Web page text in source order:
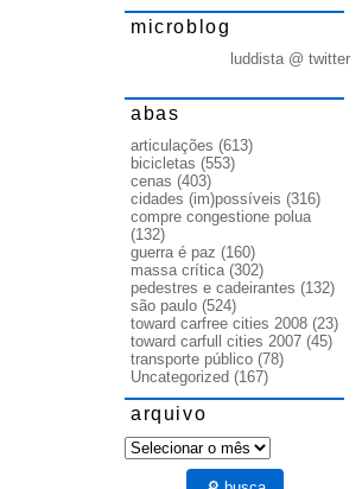
microblog
luddista @ twitter
abas
articulações (613)
bicicletas (553)
cenas (403)
cidades (im)possíveis (316)
compre congestione polua
(132)
guerra é paz (160)
massa crítica(302)
pedestres e cadeirantes (132)
são paulo (524)
toward carfree cities 2008 (23)
toward carfull cities 2007 (45)
transporte público (78)
Uncategorized (167)
arquivo
arquivo